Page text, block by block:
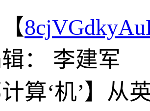
： 李建军
计算‘机’】从